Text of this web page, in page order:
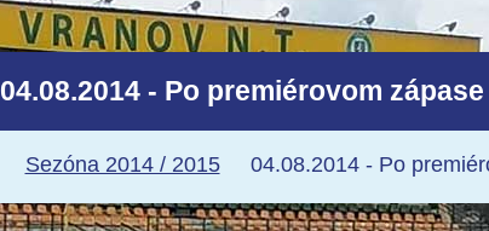
04.08.2014 - Po premiérovom
Sezóna 2014 / 2015 04.08.2014 - Po